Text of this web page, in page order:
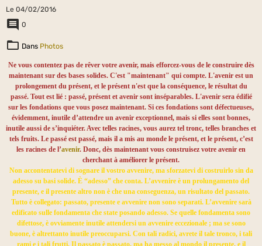
Le 04/02/2016
0
Dans Photos
Ne vous contentez pas de rêver votre avenir, mais efforcez-vous de le construire dès
maintenant sur des bases solides. C'est "maintenant" qui compte. L'avenir est un
prolongement du présent, et le présent n'est que la conséquence, le résultat du
passé. Tout est lié : passé, présent et avenir sont inséparables. L'avenir sera édifié
sur les fondations que vous posez maintenant. Si ces fondations sont défectueuses,
évidemment, inutile d’attendre un avenir exceptionnel, mais si elles sont bonnes,
inutile aussi de s’inquiéter. Avec telles racines, vous aurez tel tronc, telles branches et
tels fruits. Le passé est passé, mais il a mis au monde le présent, et le présent, c’est
les racines de l’avenir. Donc, dès maintenant vous construisez votre avenir en
cherchant à améliorer le présent.
Non accontentatevi di sognare il vostro avvenire, ma sforzatevi di costruirlo sin da
adesso su basi solide. È “adesso” che conta. L’avvenire è un prolungamento del
presente, e il presente altro non è che una conseguenza, un risultato del passato.
Tutto è collegato: passato, presente e avvenire non sono separati. L’avvenire sarà
edificato sulle fondamenta che state posando adesso. Se quelle fondamenta sono
difettose, è ovviamente inutile attendersi un avvenire eccezionale ; ma se sono
buone, è altrettanto inutile preoccuparsi. Con tali radici, avrete il tale tronco, i tali
rami e i tali frutti. Il passato è passato, ma ha messo al mondo il presente, e il